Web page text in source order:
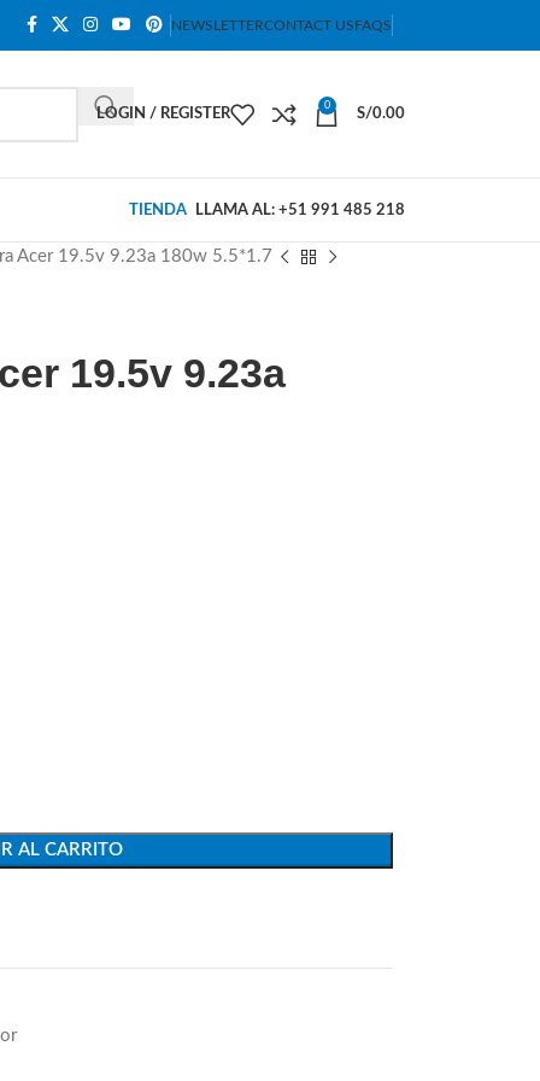
NEWSLETTERCONTACT USFAQS
LOGIN / REGISTER
0
S/0.00
TIENDA LLAMA AL: +51 991 485 218
Acer 19.5v 9.23a 180w 5.5*1.7
19.5v 9.23a
AL CARRITO